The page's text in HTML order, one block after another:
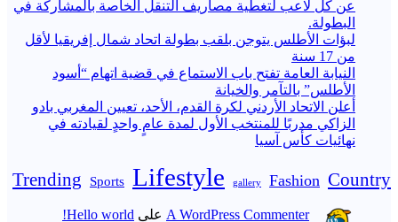
عن كل لاعب لتغطية مصاريف التنقل الخاصة بالمشاركة في
البطولة.
لبؤات الأطلس يتوجن بلقب بطولة اتحاد شمال إفريقيا لأقل
من 17 سنة
النيابة العامة تفتح باب الاستماع في قضية اتهام “أسود
الأطلس” بالتآمر والخيانة
أعلن الاتحاد الأردني لكرة القدم، الأحد، تعيين المغربي بادو
الزاكي مدربًا للمنتخب الأول لمدة عامٍ واحدٍ لقيادته ​في
نهائيات كأس آسيا
Country
Fashion
gallery
Lifestyle
Sports
Trending
A WordPress Commenter على Hello world!